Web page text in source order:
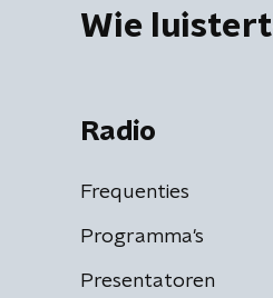
Wie luistert
Radio
Frequenties
Programma's
Presentatoren